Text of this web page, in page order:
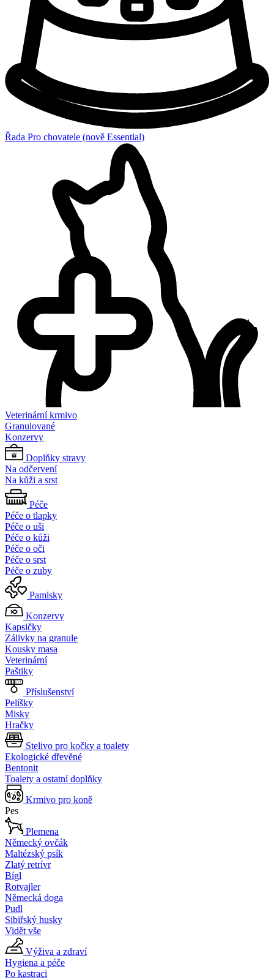
Řada Pro chovatele (nově Essential)
Veterinární krmivo
Granulované
Konzervy
Doplňky stravy
Na odčervení
Na kůži a srst
Péče
Péče o tlapky
Péče o uši
Péče o kůži
Péče o oči
Péče o srst
Péče o zuby
Pamlsky
Konzervy
Kapsičky
Zálivky na granule
Kousky masa
Veterinární
Paštiky
Příslušenství
Pelíšky
Misky
Hračky
Stelivo pro kočky a toalety
Ekologické dřevěné
Bentonit
Toalety a ostatní doplňky
Krmivo pro koně
Pes
Plemena
Německý ovčák
Maltézský psík
Zlatý retrívr
Bígl
Rotvajler
Německá doga
Pudl
Sibiřský husky
Vidět vše
Výživa a zdraví
Hygiena a péče
Po kastraci